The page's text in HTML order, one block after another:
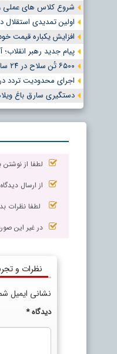
شروع کلاس های عملی و
اولین تمدیدی
افزایش یکباره قیمت
پیام جدید رهبر
۶۵۰۰ تُن سلاح در ۲۴ ساعت گذشته از آمریکا به اسرائیل ارس
اجرای محدودیت تردد در
دستگیری سارق باغ ویلاهای
لطفا از
از ارسال
لطفا نظرات
در غیر این
نظرات و
نشانی ایمیل
دیدگاه*